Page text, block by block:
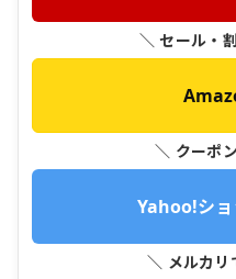
＼ セール・
＼ クーポ
Yahoo!ショ
＼ メルカリ